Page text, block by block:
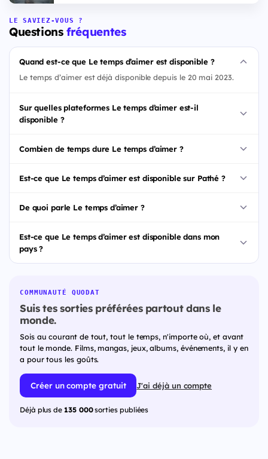
LE SAVIEZ-VOUS ?
Questionsfréquentes
Quand est-ce que Le temps d’aimer est disponible ?
Le temps d’aimer est déjà disponible depuis le 20 mai 2023.
Sur quelles plateformes Le temps d’aimer est-il
disponible ?
Combien de temps dure Le temps d’aimer ?
Est-ce que Le temps d’aimer est disponible sur Pathé ?
De quoi parle Le temps d’aimer ?
Est-ce que Le temps d’aimer est disponible dans mon
pays ?
COMMUNAUTÉ QUODAT
Suis tes sorties préférées partout dans le
monde.
Sois au courant de tout, tout le temps, n'importe où, et avant
tout le monde. Films, mangas, jeux, albums, événements, il y en
a pour tous les goûts.
Créer un compte gratuit J'ai déjà un compte
Déjà plus de 135 000sorties publiées